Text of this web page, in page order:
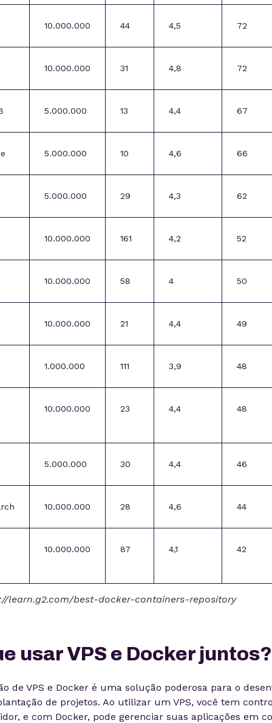
10.000.000 44 4,5 72
10.000.000 31 4,8 72
5.000.000 13 4,4 67
5.000.000 10 4,6 66
5.000.000 29 4,3 62
10.000.000 161 4,2 52
10.000.000 58 4 50
10.000.000 21 4,4 49
1.000.000 111 3,9 48
10.000.000 23 4,4 48
5.000.000 30 4,4 46
10.000.000 28 4,6 44
10.000.000 87 4,1 42
learn.g2.com/best-docker-containers-repository
usar VPS e Docker juntos?
de VPS e Docker é uma solução poderosa para o
de projetos. Ao utilizar um VPS, você tem
e com Docker, pode gerenciar suas aplicações em